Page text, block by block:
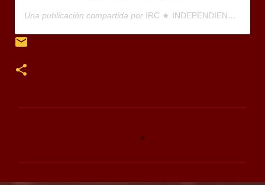
Una publicación compartida por IRC ★ INDEPENDIENTE REY COPERO